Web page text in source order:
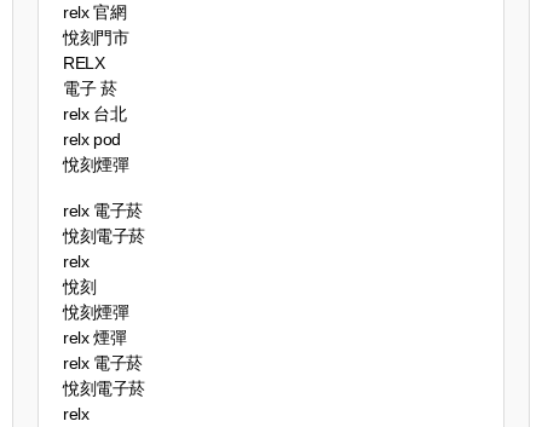
relx 官網
悅刻門市
RELX
電子 菸
relx 台北
relx pod
悅刻煙彈
relx 電子菸
悅刻電子菸
relx
悅刻
悅刻煙彈
relx 煙彈
relx 電子菸
悅刻電子菸
relx